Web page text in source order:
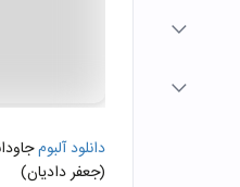
دانلود آلبوم
(جعفر دادیان)